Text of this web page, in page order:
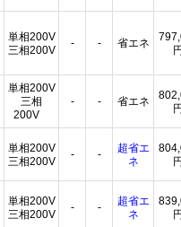
単相200V
三相200V
- - 省エネ
単相200V
三相
200V
- - 省エネ
単相200V
三相200V
- -
超省エ
ネ
単相200V
三相200V
- -
超省エ
ネ